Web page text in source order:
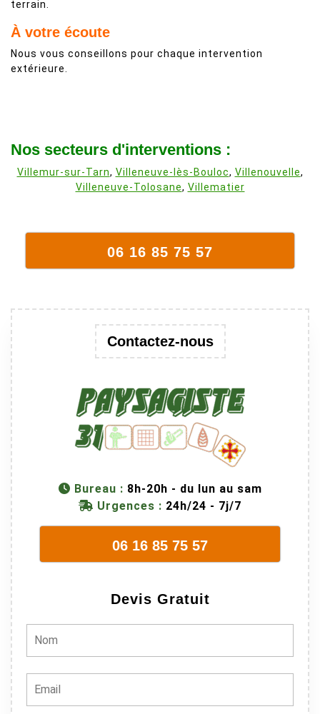
terrain.
À votre écoute
Nous vous conseillons pour chaque intervention
extérieure.
Nos secteurs d'interventions :
Villemur-sur-Tarn, Villeneuve-lès-Bouloc, Villenouvelle,
Villeneuve-Tolosane, Villematier
06 16 85 75 57
Contactez-nous
Bureau : 8h-20h - du lun au sam
Urgences : 24h/24 - 7j/7
06 16 85 75 57
Devis Gratuit